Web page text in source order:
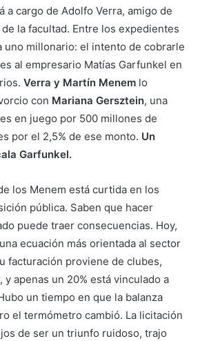
a cargo de Adolfo Verra, amigo de
la facultad. Entre los expedientes
uno millonario: el intento de cobrarle
al empresario Matías Garfunkel en
Verra y Martín Menem lo
con Mariana Gersztein, una
en juego por 500 millones de
por el 2,5% de ese monto. Un
Garfunkel.
los Menem está curtida en los
pública. Saben que hacer
puede traer consecuencias. Hoy,
ecuación más orientada al sector
facturación proviene de clubes,
apenas un 20% está vinculado a
un tiempo en que la balanza
el termómetro cambió. La licitación
de ser un triunfo ruidoso, trajo